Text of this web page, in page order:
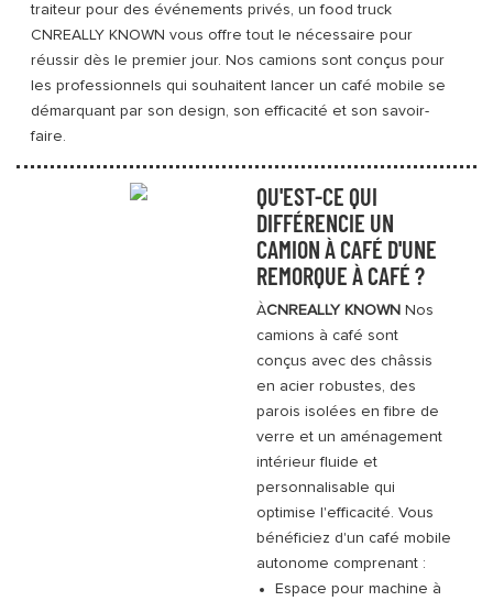
traiteur pour des événements privés, un food truck
CNREALLY KNOWN vous offre tout le nécessaire pour
réussir dès le premier jour. Nos camions sont conçus pour
les professionnels qui souhaitent lancer un café mobile se
démarquant par son design, son efficacité et son savoir-
faire.
QU'EST-CE QUI
DIFFÉRENCIE UN
CAMION À CAFÉ D'UNE
REMORQUE À CAFÉ?
ÀCNREALLY KNOWN Nos
camions à café sont
conçus avec des châssis
en acier robustes, des
parois isolées en fibre de
verre et un aménagement
intérieur fluide et
personnalisable qui
optimise l'efficacité. Vous
bénéficiez d'un café mobile
autonome comprenant :
Espace pour machine à